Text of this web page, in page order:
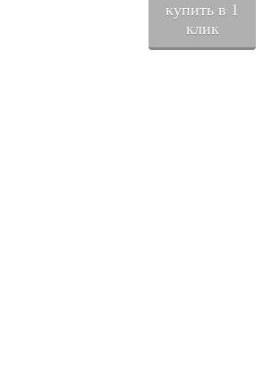
купить в 1
клик